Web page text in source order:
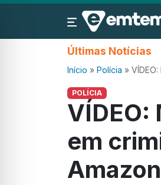
Últimas Notícias
Início » Polícia »
POLÍCIA
VÍDEO:
em